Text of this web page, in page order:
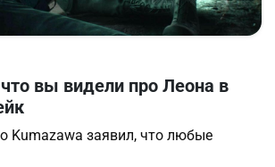
вы видели про Леона в
Kumazawa заявил, что любые